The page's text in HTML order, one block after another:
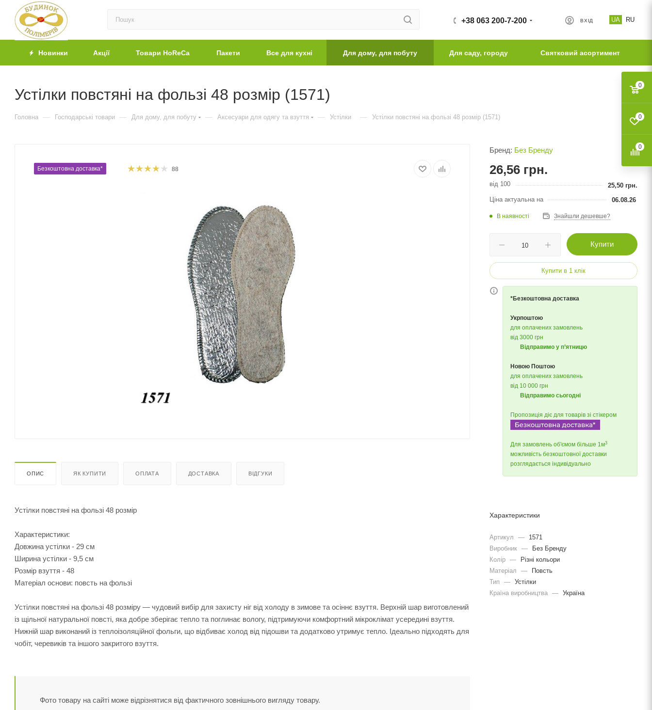
UA RU
ВХІД
+38 063 200-7-200
Новинки Акції Товари HoReCa Пакети Все для кухні Для дому, для побуту Для саду, городу Святковий асортимент
Устілки повстяні на фользі 48 розмір (1571)
Головна — Господарські товари — Для дому, для побуту — Аксесуари для одягу та взуття — Устілки — Устілки повстяні на фользі 48 розмір (1571)
Безкоштовна доставка* 88
ОПИС ЯК КУПИТИ ОПЛАТА ДОСТАВКА ВІДГУКИ
Устілки повстяні на фользі 48 розмір
Характеристики:
Довжина устілки - 29 см
Ширина устілки - 9,5 см
Розмір взуття - 48
Матеріал основи: повсть на фользі
Устілки повстяні на фользі 48 розміру — чудовий вибір для захисту ніг від холоду в зимове та осіннє взуття. Верхній шар виготовлений
із щільної натуральної повсті, яка добре зберігає тепло та поглинає вологу, підтримуючи комфортний мікроклімат усередині взуття.
Нижній шар виконаний із теплоізоляційної фольги, що відбиває холод від підошви та додатково утримує тепло. Ідеально підходять для
чобіт, черевиків та іншого закритого взуття.
Фото товару на сайті може відрізнятися від фактичного зовнішнього вигляду товару.
Бренд: Без Бренду
26,56 грн.
від 100 25,50 грн.
Ціна актуальна на
06.08.26
В наявності Знайшли дешевше?
Купити
Купити в 1 клік
*Безкоштовна доставка
Укрпоштою
для оплачених замовлень
від 3000 грн
Відправимо у п’ятницю
Новою Поштою
для оплачених замовлень
від 10 000 грн
Відправимо сьогодні
Пропозиція діє для товарів зі стікером
Для замовлень об'ємом більше 1м3
можливість безкоштовної доставки
розглядається індивідуально
Характеристики
Артикул —
1571
Виробник —
Без Бренду
Колір —
Різні кольори
Матеріал
—
Повсть
Тип
— Устілки
Країна виробництва — Україна
0
0
0